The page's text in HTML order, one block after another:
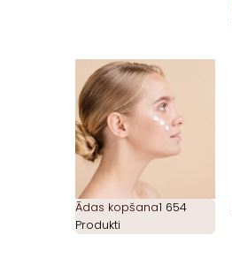
Ādas kopšana1 654
Produkti